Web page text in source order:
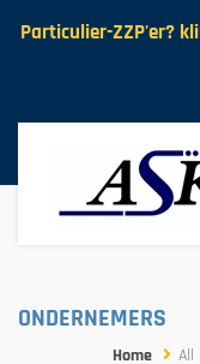
Particulier-ZZP'er?
ONDERNEMERS
Home All